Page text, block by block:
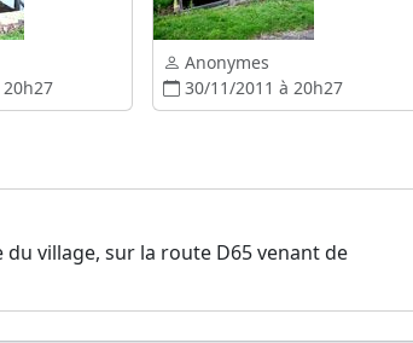
Anonymes
30/11/2011 à 20h27
village, sur la route D65 venant de